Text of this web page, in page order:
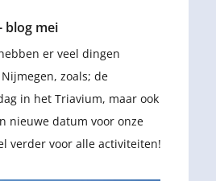
blog mei
er veel dingen
zoals; de
in het Triavium, maar ook
nieuwe datum voor onze
verder voor alle activiteiten!